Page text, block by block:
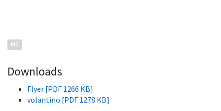
MC
Downloads
Flyer [PDF 1266 KB]
volantino [PDF 1278 KB]